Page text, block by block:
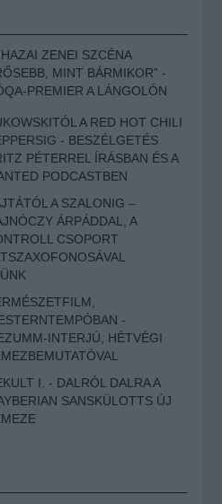
HAZAI ZENEI SZCÉNA
MINT BÁRMIKOR” -
PREMIER A LÁNGOLÓN
A RED HOT CHILI
- BESZÉLGETÉS
PÉTERREL ÍRÁSBAN ÉS A
PODCASTBEN
A SZALONIG –
ÁRPÁDDAL, A
CSOPORT
-
INTERJÚ, HÉTVÉGI
I. - DALRÓL DALRA A
SANSKÜLOTTS ÚJ